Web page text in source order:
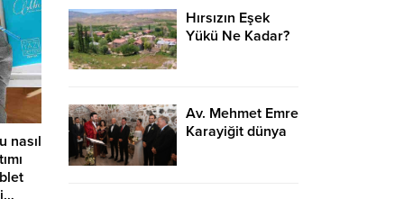
nasıl
Hırsızın Eşek
Yükü Ne Kadar?
Av. Mehmet Emre
Karayiğit dünya